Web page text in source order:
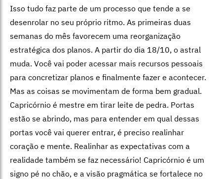
Isso tudo faz parte de um processo que tende a se
desenrolar no seu próprio ritmo. As primeiras duas
semanas do mês favorecem uma reorganização
estratégica dos planos. A partir do dia 18/10, o astral
muda. Você vai poder acessar mais recursos pessoais
para concretizar planos e finalmente fazer e acontecer.
Mas as coisas se movimentam de forma bem gradual.
Capricórnio é mestre em tirar leite de pedra. Portas
estão se abrindo, mas para entender em qual dessas
portas você vai querer entrar, é preciso realinhar
coração e mente. Realinhar as expectativas com a
realidade também se faz necessário! Capricórnio é um
signo pé no chão, e a visão pragmática se fortalece no